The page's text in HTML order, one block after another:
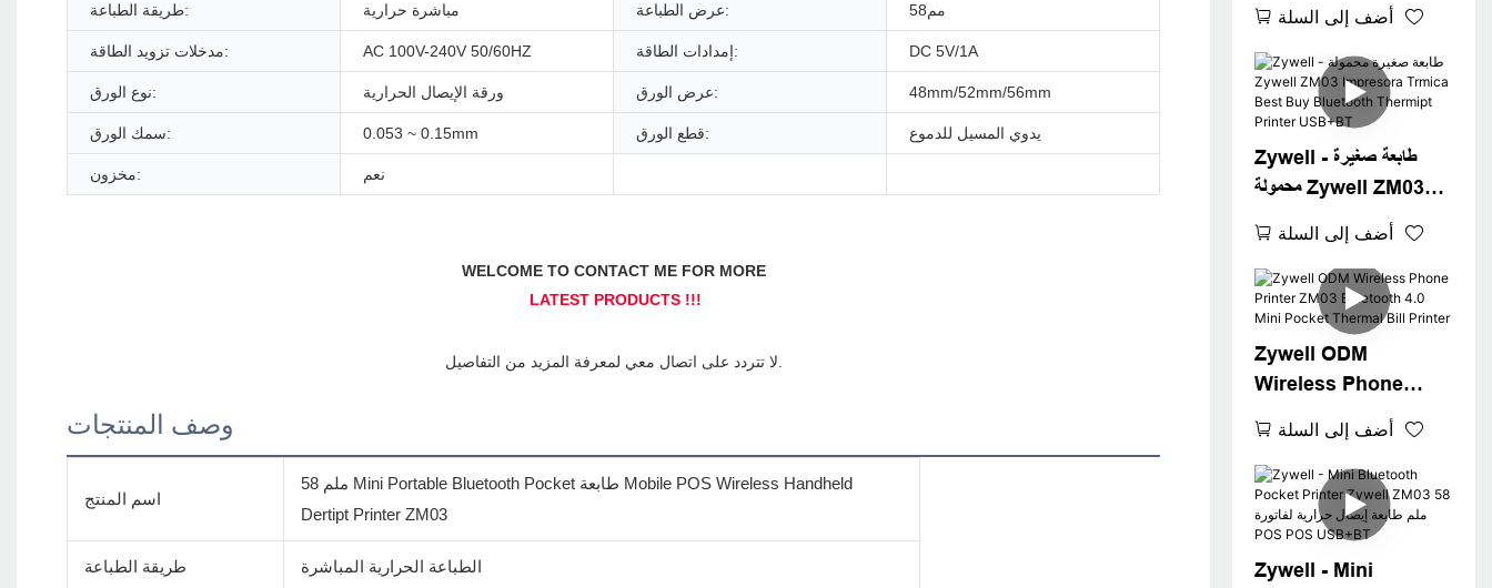
WiFi Pos في الأسهم
USB+WiFi
أضف إلى السلة
Zywell - طابعة صغيرة
محمولة Zywell ZM03
Impresora Trmica
Best Buy Bluetooth
Thermipt Printer
USB+BT
أضف إلى السلة
Zywell ODM
Wireless Phone
Bluetooth 4.0 Mini
Pocket Thermal Bill
Printer
أضف إلى السلة
Zywell - Mini
طريقة الطباعة: مباشرة حرارية عرض الطباعة: مم58
مدخلات تزويد الطاقة: AC 100V-240V 50/60HZ إمدادات الطاقة: DC 5V/1A
نوع الورق: ورقة الإيصال الحرارية عرض الورق: 48mm/52mm/56mm
سمك الورق: 0.053 ~ 0.15mm قطع الورق: يدوي المسيل للدموع
مخزون: نعم
وصف المنتجات
اسم المنتج
58 ملم Mini Portable Bluetooth Pocket طابعة Mobile POS Wireless Handheld
Dertipt Printer ZM03
طريقة الطباعة الطباعة الحرارية المباشرة